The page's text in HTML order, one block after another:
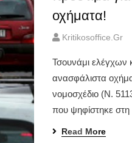
οχήματα!
Kritikosoffice.gr
Τσουνάμι ελέγχων
ανασφάλιστα
νομοσχέδιο (Ν.
που ψηφίστηκε
Read More